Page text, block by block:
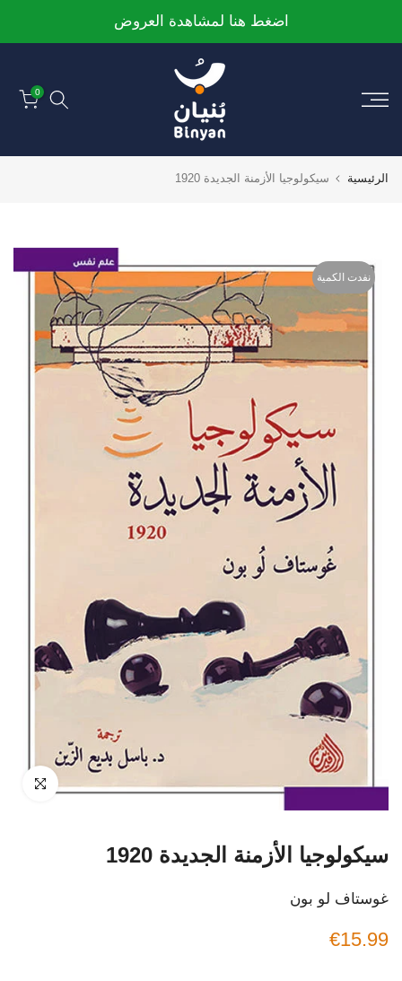
إلى
اضغط هنا لمشاهدة العروض
0
الرئيسية سيكولوجيا الأزمنة الجديدة 1920
نفدت الكمية
انقر للتكبير
سيكولوجيا الأزمنة الجديدة 1920
غوستاف لو بون
€15.99